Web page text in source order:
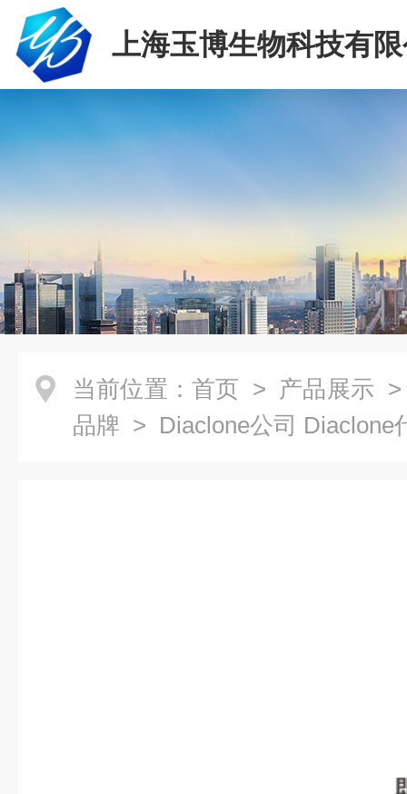
上海玉博生物科技有
当前位置： 首页 > 产品展示
品牌 > Diaclone公司 Diaclone